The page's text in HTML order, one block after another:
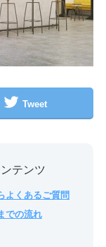
Tweet
テンツ
よくあるご質問
での流れ